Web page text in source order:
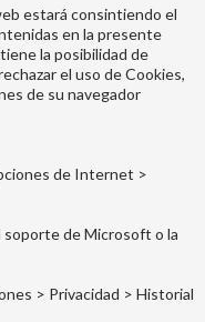
estará consintiendo el
en la presente
la posibilidad de
el uso de Cookies,
de su navegador
de Internet >
soporte de Microsoft o la
> Privacidad > Historial